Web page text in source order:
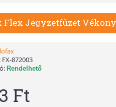
Flex Jegyzetfüzet
FX-872003
Rendelhető
Ft